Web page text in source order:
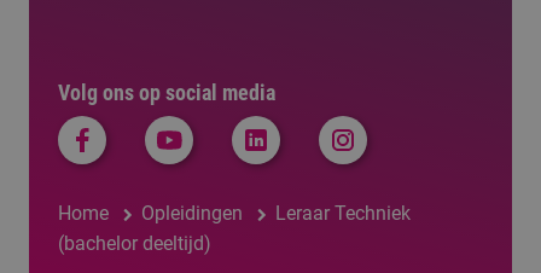
Volg ons op social media
Home Opleidingen
Leraar Techniek
(bachelor deeltijd)